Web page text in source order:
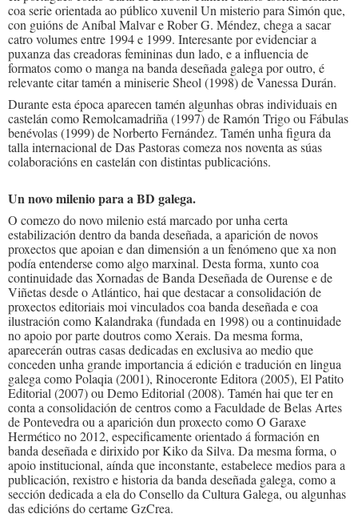
coa serie orientada ao público xuvenil Un misterio para Simón que,
con guións de Aníbal Malvar e Rober G. Méndez, chega a sacar
catro volumes entre 1994 e 1999. Interesante por evidenciar a
puxanza das creadoras femininas dun lado, e a influencia de
formatos como o manga na banda deseñada galega por outro, é
relevante citar tamén a miniserie Sheol (1998) de Vanessa Durán.
Durante esta época aparecen tamén algunhas obras individuais en
castelán como Remolcamadriña (1997) de Ramón Trigo ou Fábulas
benévolas (1999) de Norberto Fernández. Tamén unha figura da
talla internacional de Das Pastoras comeza nos noventa as súas
colaboracións en castelán con distintas publicacións.
Un novo milenio para a BD galega.
O comezo do novo milenio está marcado por unha certa
estabilización dentro da banda deseñada, a aparición de novos
proxectos que apoian e dan dimensión a un fenómeno que xa non
podía entenderse como algo marxinal. Desta forma, xunto coa
continuidade das Xornadas de Banda Deseñada de Ourense e de
Viñetas desde o Atlántico, hai que destacar a consolidación de
proxectos editoriais moi vinculados coa banda deseñada e coa
ilustración como Kalandraka (fundada en 1998) ou a continuidade
no apoio por parte doutros como Xerais. Da mesma forma,
aparecerán outras casas dedicadas en exclusiva ao medio que
conceden unha grande importancia á edición e tradución en lingua
galega como Polaqia (2001), Rinoceronte Editora (2005), El Patito
Editorial (2007) ou Demo Editorial (2008). Tamén hai que ter en
conta a consolidación de centros como a Faculdade de Belas Artes
de Pontevedra ou a aparición dun proxecto como O Garaxe
Hermético no 2012, especificamente orientado á formación en
banda deseñada e dirixido por Kiko da Silva. Da mesma forma, o
apoio institucional, aínda que inconstante, estabelece medios para a
publicación, rexistro e historia da banda deseñada galega, como a
sección dedicada a ela do Consello da Cultura Galega, ou algunhas
das edicións do certame GzCrea.